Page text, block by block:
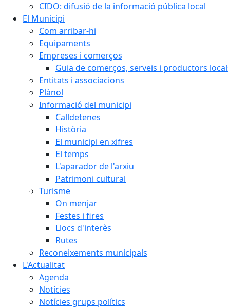
CIDO: difusió de la informació pública local
El Municipi
Com arribar-hi
Equipaments
Empreses i comerços
Guia de comerços, serveis i productors
Entitats i associacions
Plànol
Informació del municipi
Calldetenes
Història
El municipi en xifres
El temps
L'aparador de l'arxiu
Patrimoni cultural
Turisme
On menjar
Festes i fires
Llocs d'interès
Rutes
Reconeixements municipals
L'Actualitat
Agenda
Notícies
Notícies grups polítics